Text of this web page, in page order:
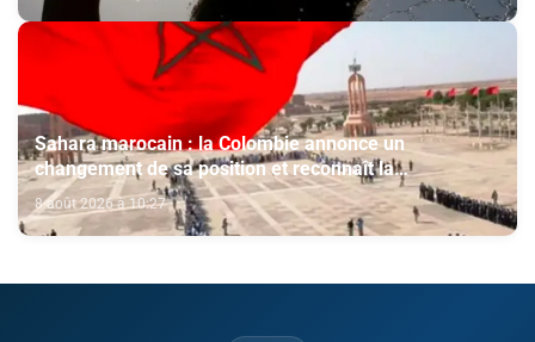
Sahara marocain : la Colombie annonce un
changement de sa position et reconnaît la
souveraineté du Maroc sur son Sahara
8 août 2026 à 10:27